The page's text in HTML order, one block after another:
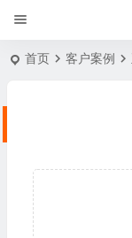
首页 客户案例